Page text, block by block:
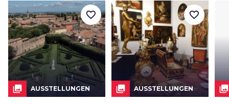
collections AUSSTELLUNGEN
favorite_border
collections AUSSTELLUNGEN
favorite_border
collections